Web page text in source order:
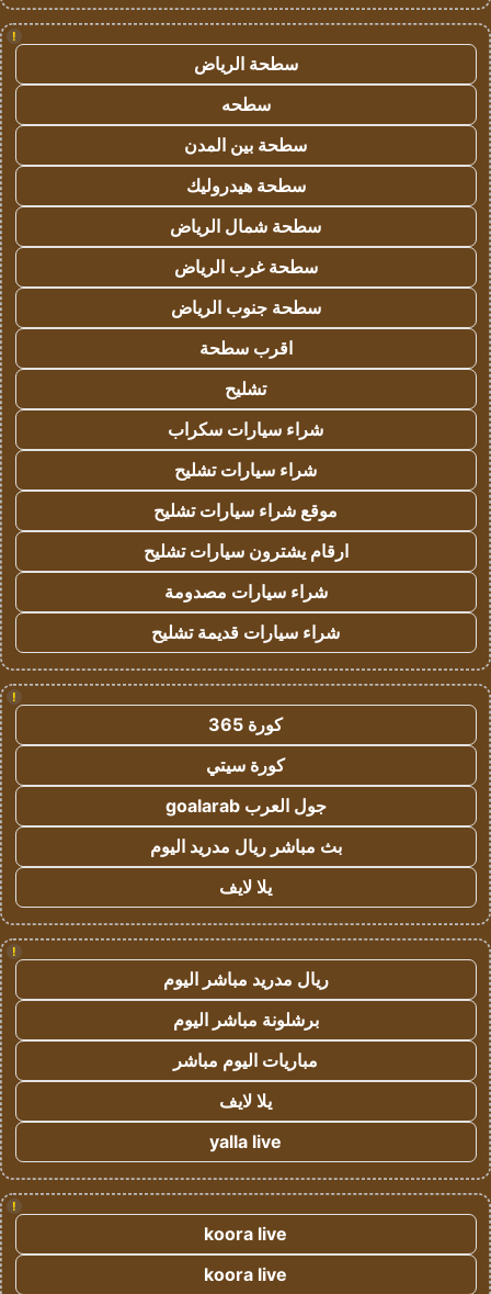
!
سطحة الرياض
سطحه
سطحة بين المدن
سطحة هيدروليك
سطحة شمال الرياض
سطحة غرب الرياض
سطحة جنوب الرياض
اقرب سطحة
تشليح
شراء سيارات سكراب
شراء سيارات تشليح
موقع شراء سيارات تشليح
ارقام يشترون سيارات تشليح
شراء سيارات مصدومة
شراء سيارات قديمة تشليح
!
كورة 365
كورة سيتي
جول العرب goalarab
بث مباشر ريال مدريد اليوم
يلا لايف
!
ريال مدريد مباشر اليوم
برشلونة مباشر اليوم
مباريات اليوم مباشر
يلا لايف
yalla live
!
koora live
koora live